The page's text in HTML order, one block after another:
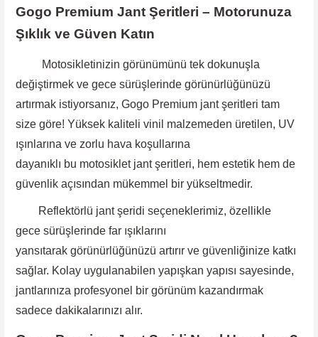
Gogo Premium Jant Şeritleri – Motorunuza
Şıklık ve Güven Katın
Motosikletinizin görünümünü tek dokunuşla
değiştirmek ve gece sürüşlerinde görünürlüğünüzü
artırmak istiyorsanız, Gogo Premium jant şeritleri tam
size göre! Yüksek kaliteli vinil malzemeden üretilen, UV
ışınlarına ve zorlu hava koşullarına
dayanıklı bu motosiklet jant şeritleri, hem estetik hem de
güvenlik açısından mükemmel bir yükseltmedir.
Reflektörlü jant şeridi seçeneklerimiz, özellikle
gece sürüşlerinde far ışıklarını
yansıtarak görünürlüğünüzü artırır ve güvenliğinize katkı
sağlar. Kolay uygulanabilen yapışkan yapısı sayesinde,
jantlarınıza profesyonel bir görünüm kazandırmak
sadece dakikalarınızı alır.